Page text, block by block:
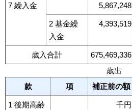
7 繰入金 5,867,248
2 基金繰
入金
4,393,519
歳入合計 675,469,336
歳出
款
項 補正前の額
1 後期高齢
千円